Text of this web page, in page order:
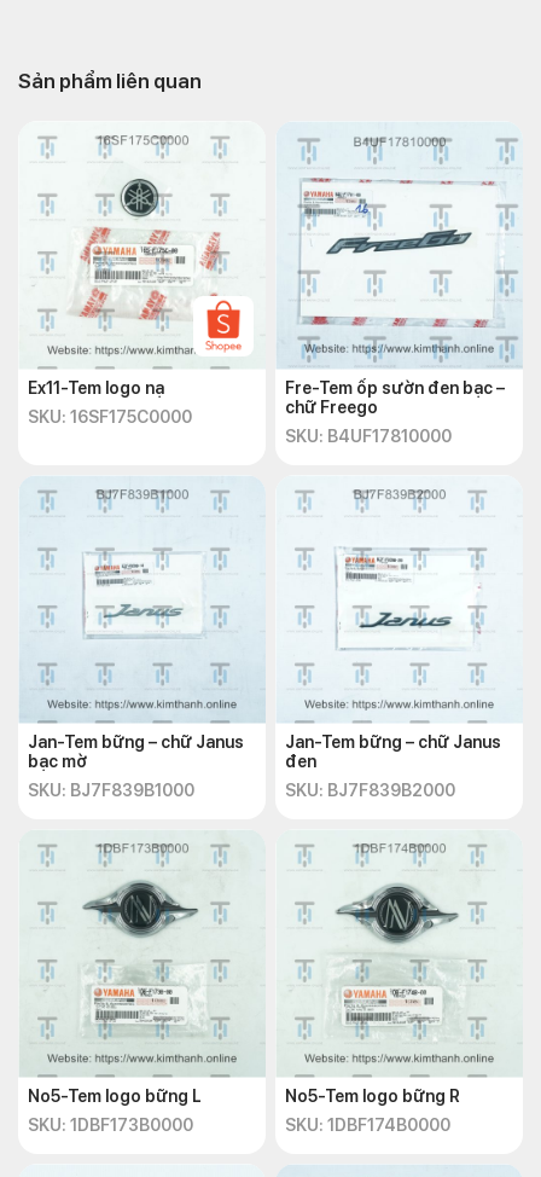
Sản phẩm liên quan
Ex11-Tem logo nạ
SKU: 16SF175C0000
Fre-Tem ốp sườn đen bạc –
chữ Freego
SKU: B4UF17810000
Jan-Tem bững – chữ Janus
bạc mờ
SKU: BJ7F839B1000
Jan-Tem bững – chữ Janus
đen
SKU: BJ7F839B2000
No5-Tem logo bững L
SKU: 1DBF173B0000
No5-Tem logo bững R
SKU: 1DBF174B0000